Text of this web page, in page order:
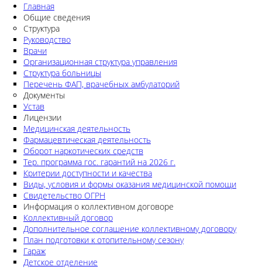
Главная
Общие сведения
Структура
Руководство
Врачи
Организационная структура управления
Структура больницы
Перечень ФАП, врачебных амбулаторий
Документы
Устав
Лицензии
Медицинская деятельность
Фармацевтическая деятельность
Оборот наркотических средств
Тер. программа гос. гарантий на 2026 г.
Критерии доступности и качества
Виды, условия и формы оказания медицинской помощи
Свидетельство ОГРН
Информация о коллективном договоре
Коллективный договор
Дополнительное соглашение коллективному договору
План подготовки к отопительному сезону
Гараж
Детское отделение